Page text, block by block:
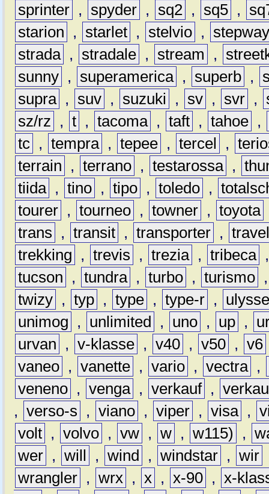
sprinter , spyder , sq2 , sq5 ,
starion
, starlet , stelvio ,
strada , stradale , stream ,
sunny , superamerica , superb ,
supra , suv , suzuki , sv , svr ,
sz/rz
, t , tacoma , taft , tahoe ,
tc , tempra , tepee , tercel ,
terrain
, terrano , testarossa ,
tiida , tino , tipo , toledo ,
tourer , tourneo , towner , toyota
trans
, transit , transporter ,
trekking
, trevis , trezia , tribeca
tucson
, tundra , turbo , turismo
twizy , typ , type , type-r ,
unimog
, unlimited , uno , up ,
urvan
, v-klasse , v40 , v50 , v6
vaneo , vanette , vario , vectra ,
veneno , venga , verkauf ,
, verso-s , viano , viper , visa ,
volt , volvo , vw , w , w115) ,
wer , will , wind , windstar , wir
wrangler , wrx , x , x-90 , x-